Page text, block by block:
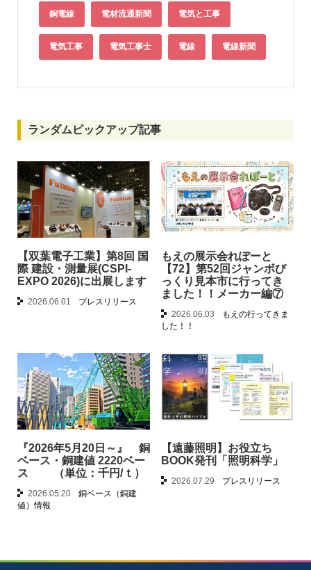
銅電線 電材流通新聞 電気と工事
電気工事 電気工事士 電線 電線新聞
ランダムピックアップ記事
【双葉電子工業】第8回 国
際 建設・測量展(CSPI-
EXPO 2026)に出展します
2026.06.01 プレスリリース
もえの展示会れぽーと
【72】第52回ジャンボび
っくり見本市に行ってき
ました！！メーカー編⑦
2026.06.03
もえの行ってきま
した！！
『2026年5月20日～』 銅
ベース・銅建値 2220ベー
ス （単位：千円/ｔ）
2026.05.20
銅ベース（銅建
値）情報
【遠藤照明】お役立ち
BOOK発刊「照明科学」
2026.07.29 プレスリリース